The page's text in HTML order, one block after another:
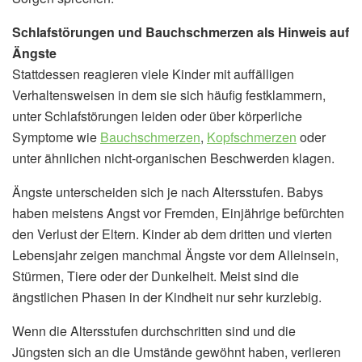
Schlafstörungen und Bauchschmerzen als Hinweis auf
Ängste
Stattdessen reagieren viele Kinder mit auffälligen
Verhaltensweisen in dem sie sich häufig festklammern,
unter Schlafstörungen leiden oder über körperliche
Symptome wie Bauchschmerzen, Kopfschmerzen oder
unter ähnlichen nicht-organischen Beschwerden klagen.
Ängste unterscheiden sich je nach Altersstufen. Babys
haben meistens Angst vor Fremden, Einjährige befürchten
den Verlust der Eltern. Kinder ab dem dritten und vierten
Lebensjahr zeigen manchmal Ängste vor dem Alleinsein,
Stürmen, Tiere oder der Dunkelheit. Meist sind die
ängstlichen Phasen in der Kindheit nur sehr kurzlebig.
Wenn die Altersstufen durchschritten sind und die
Jüngsten sich an die Umstände gewöhnt haben, verlieren